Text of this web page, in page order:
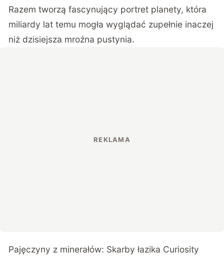
Razem tworzą fascynujący portret planety, która
miliardy lat temu mogła wyglądać zupełnie inaczej
niż dzisiejsza mroźna pustynia.
Pajęczyny z minerałów: Skarby łazika Curiosity